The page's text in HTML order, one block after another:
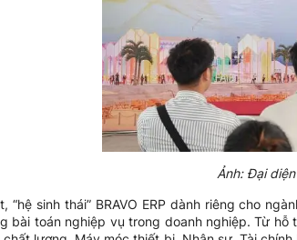
Ảnh: Đại diện
“hệ sinh thái” BRAVO ERP dành riêng cho
bài toán nghiệp vụ trong doanh nghiệp. Từ hỗ